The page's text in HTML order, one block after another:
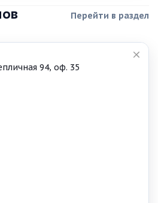
Перейти в раздел
94, оф. 35